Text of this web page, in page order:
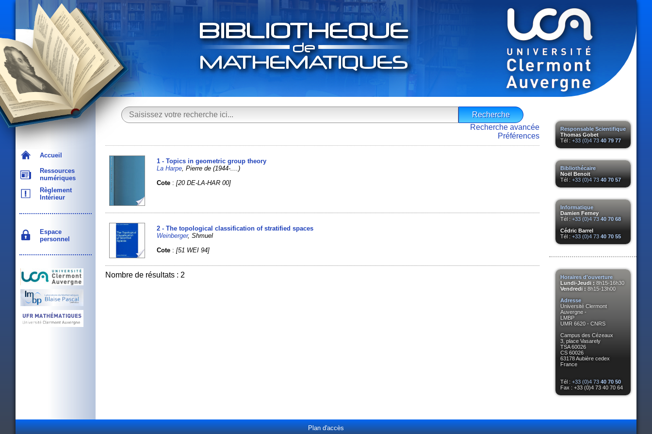
Accueil
Ressources
numériques
Règlement
Intérieur
Espace
personnel
Responsable Scientifique
Thomas Gobet
Tél : +33 (0)4 73 40 79 77
Bibliothécaire
Noël Benoit
Tél : +33 (0)4 73 40 70 57
Informatique
Damien Ferney
Tél : +33 (0)4 73 40 70 68
Cédric Barrel
Tél : +33 (0)4 73 40 70 55
Horaires d'ouverture
Lundi-Jeudi : 8h15-16h30
Vendredi : 8h15-13h00
Adresse
Université Clermont
Auvergne -
LMBP
UMR 6620 - CNRS
Campus des Cézeaux
3, place Vasarely
TSA 60026
CS 60026
63178 Aubière cedex
France
Tél : +33 (0)4 73 40 70 50
Fax : +33 (0)4 73 40 70 64
Recherche avancée
Préférences
1 - Topics in geometric group theory
La Harpe , Pierre de (1944-....)
Cote :[20 DE-LA-HAR 00]
2 - The topological classification of stratified spaces
Weinberger, Shmuel
Cote :[51 WEI 94]
Nombre de résultats : 2
Plan d'accès